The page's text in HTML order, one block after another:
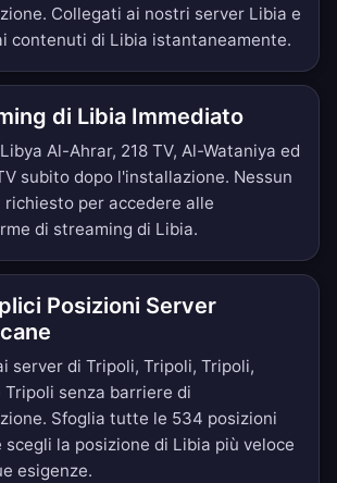
Collegati ai nostri server Libia e
contenuti di Libia istantaneamente.
di Libia Immediato
Al-Ahrar, 218 TV, Al-Wataniya ed
subito dopo l'installazione. Nessun
richiesto per accedere alle
di streaming di Libia.
Posizioni Server
server di Tripoli, Tripoli, Tripoli,
Tripoli senza barriere di
Sfoglia tutte le 534 posizioni
scegli la posizione di Libia più veloce
esigenze.